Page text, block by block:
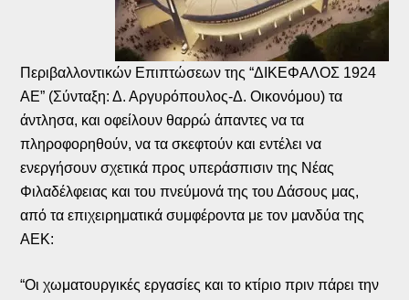
Περιβαλλοντικών Επιπτώσεων της “ΔΙΚΕΦΑΛΟΣ 1924
ΑΕ” (Σύνταξη: Δ. Αργυρόπουλος-Δ. Οικονόμου) τα
άντλησα, και οφείλουν θαρρώ άπαντες να τα
πληροφορηθούν, να τα σκεφτούν και εντέλει να
ενεργήσουν σχετικά προς υπεράσπισιν της Νέας
Φιλαδέλφειας και του πνεύμονά της του Δάσους μας,
από τα επιχειρηματικά συμφέροντα με τον μανδύα της
ΑΕΚ:
“Οι χωματουργικές εργασίες και το κτίριο πριν πάρει την